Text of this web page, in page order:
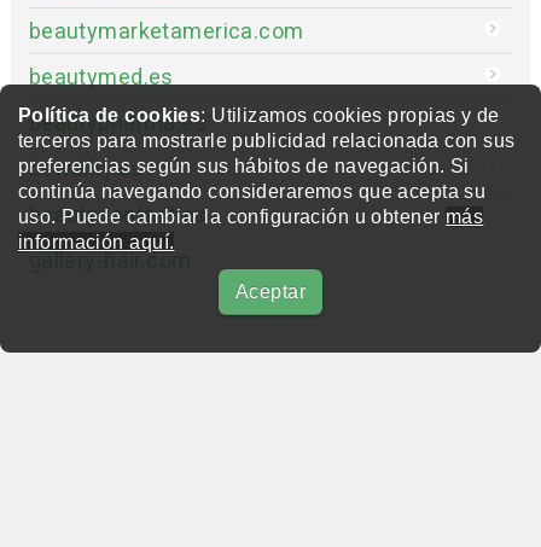
Política de cookies: Utilizamos cookies propias y de
terceros para mostrarle publicidad relacionada con sus
preferencias según sus hábitos de navegación. Si
continúa navegando consideraremos que acepta su
uso. Puede cambiar la configuración u obtener más
información aquí.
Aceptar
beautymarketamerica.com
beautymed.es
beautypharma.es
bewellty.es
beautycontact.es
gallery-hair.com